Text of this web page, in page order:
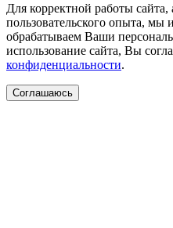
Для корректной работы
пользовательского опыта, мы
обрабатываем Ваши
использование сайта, Вы
конфиденциальности.
Соглашаюсь